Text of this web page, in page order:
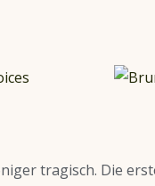
tragisch. Die